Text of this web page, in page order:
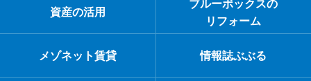
資産の活用
ブルーボックスの
リフォーム
メゾネット賃貸 情報誌ぶぶる